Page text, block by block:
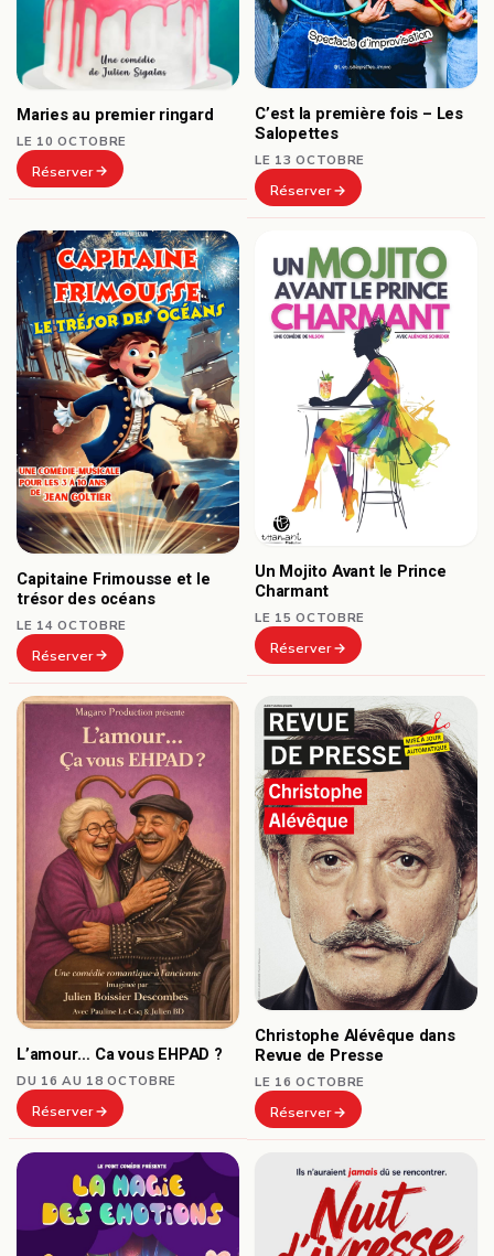
Maries au premier ringard
LE 10 OCTOBRE
Réserver
C’est la première fois – Les
Salopettes
LE 13 OCTOBRE
Réserver
Capitaine Frimousse et le
trésor des océans
LE 14 OCTOBRE
Réserver
Un Mojito Avant le Prince
Charmant
LE 15 OCTOBRE
Réserver
L’amour… Ca vous EHPAD ?
DU 16 AU 18 OCTOBRE
Réserver
Christophe Alévêque dans
Revue de Presse
LE 16 OCTOBRE
Réserver